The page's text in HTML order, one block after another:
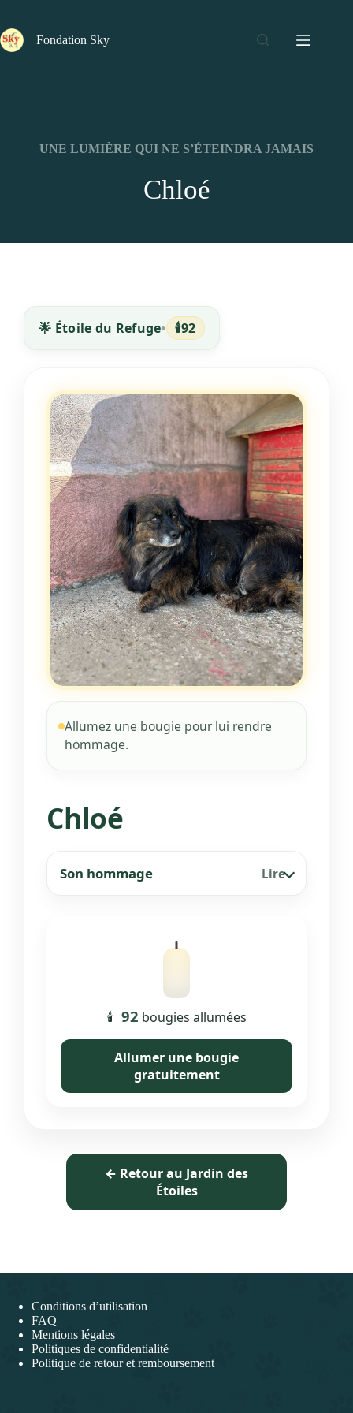
Fondation Sky
UNE LUMIÈRE QUI NE S’ÉTEINDRA JAMAIS
Chloé
🌟 Étoile du Refuge• 🕯️92
Allumez une bougie pour lui rendre
hommage.
Chloé
Son hommage Lire
🕯️ 92 bougies allumées
Allumer une bougie
gratuitement
← Retour au Jardin des
Étoiles
Conditions d’utilisation
FAQ
Mentions légales
Politiques de confidentialité
Politique de retour et remboursement